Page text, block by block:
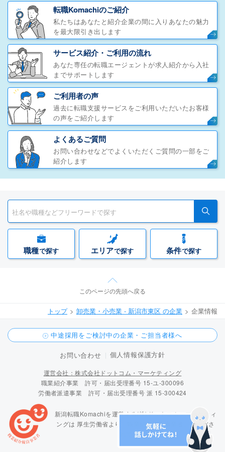
転職Komachiのご紹介
私たちはあなたと紹介企業の間に入りあなたの魅力
を最大限引き出します
サービス紹介・ご利用の流れ
あなた専任の転職エージェントが求人紹介から入社
までサポートします
ご利用者の声
過去に転職支援サービスをご利用いただいたお客様
の声をご紹介します
よくあるご質問
お問い合わせなどでよくいただくご質問の一部をご
紹介します
職種で探す エリアで探す 条件で探す
このページの先頭へ戻る
トップ 卸売業・小売業 - 新潟市東区 の企業 企業情報
中途採用をご検討中の企業・ご担当者様へ
お問い合わせ 個人情報保護方針
運営会社：株式会社ドットコム・マーケティング
職業紹介事業 許可・届出受理番号 15-ユ-300096
労働者派遣事業 許可・届出受理番号 派 15-300424
新潟転職Komachiを運営する(株)ドットコム・マーケティ
ングは 厚生労働省より「職業紹介優良事業者」に認定さ
れています